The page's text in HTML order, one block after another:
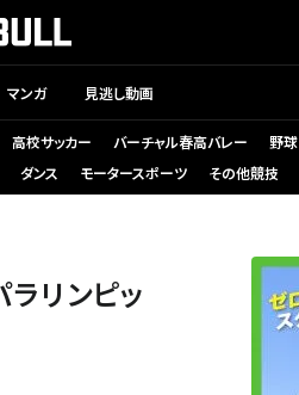
マンガ 見逃し動画
高校サッカー バーチャル春高バレー 野球
ダンス モータースポーツ その他競技
ラリンピッ